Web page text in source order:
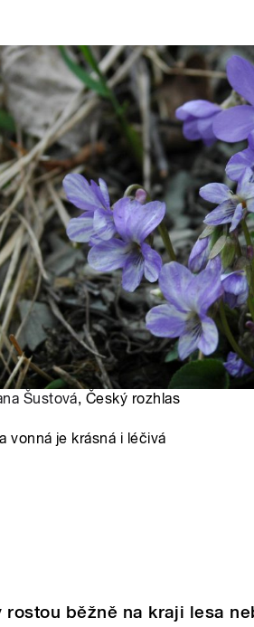
Šustová, Český rozhlas
vonná je krásná i léčivá
rostou běžně na kraji lesa